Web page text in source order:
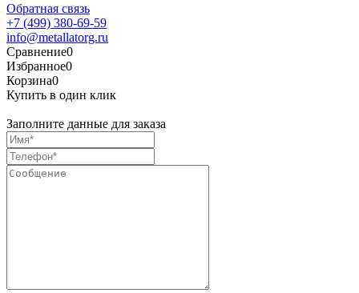
Обратная связь
+7 (499) 380-69-59
info@metallatorg.ru
Сравнение0
Избранное0
Корзина0
Купить в один клик
Заполните данные для заказа